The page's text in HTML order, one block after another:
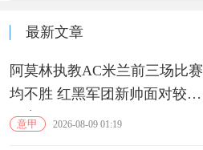
最新文章
阿莫林执教AC米兰前三场比赛
均不胜 红黑军团新帅面对较大
压力
意甲 2026-08-09 01:19